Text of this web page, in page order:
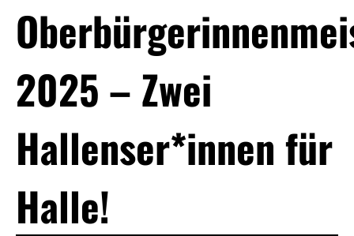
2025 – Zwei
Hallenser*innen für
Halle!